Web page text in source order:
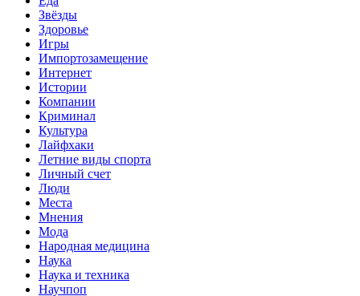
Звёзды
Здоровье
Игры
Импортозамещение
Интернет
Истории
Компании
Криминал
Культура
Лайфхаки
Летние виды спорта
Личный счет
Люди
Места
Мнения
Мода
Народная медицина
Наука
Наука и техника
Научпоп